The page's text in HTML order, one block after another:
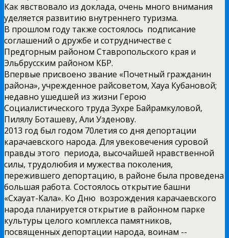
Как явствовало из доклада, очень много внимания
уделяется развитию внутреннего туризма.
В прошлом году также состоялось подписание
соглашений о дружбе и сотрудничестве с
Предгорным районом Ставропольского края и
Эльбрусским районом КБР.
Впервые присвоено звание «Почетный гражданин
района», учрежденное райсоветом, Хауа Кубановой;
недавно ушедшей из жизни Герою
Социалистического труда Зухре Байрамкуловой,
Пилялу Боташеву, Али Узденову.
2013 год был годом 70­летия со дня депортации
карачаевского народа. Для увековечения суровой
правды этого периода, высочайшей нравственной
силы, трудолюбия и мужества поколения,
пережившего депортацию, в районе была проведена
большая работа. Состоялось открытие башни
«Схауат-­Кала». Ко Дню возрождения карачаевского
народа планируется открытие в районном парке
культуры целого комплекса памятников,
посвященных депортации народа, воинам -­